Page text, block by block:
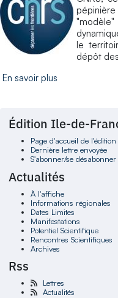
le
dépôt
En savoir plus
Édition Ile-de-
Page d'accueil de
Dernière lettre envoyée
S'abonner/se désabonner
Actualités
À l'affiche
Informations régionales
Dates Limites
Manifestations
Potentiel Scientifique
Rencontres Scientifiques
Archives
Rss
Lettres
Actualités